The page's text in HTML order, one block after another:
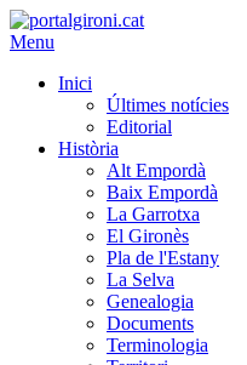
Menu
Inici
Últimes notícies
Editorial
Història
Alt Empordà
Baix Empordà
La Garrotxa
El Gironès
Pla de l'Estany
La Selva
Genealogia
Documents
Terminologia